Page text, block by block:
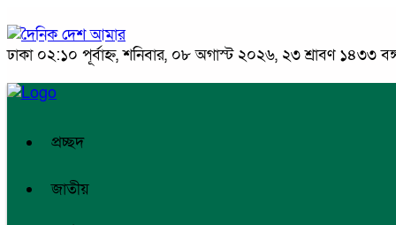
ঢাকা ০২:১০ পূর্বাহ্ন, শনিবার, ০৮ অগাস্ট ২০২৬, ২৩ শ্রাবণ ১৪৩৩
প্রচ্ছদ
জাতীয়